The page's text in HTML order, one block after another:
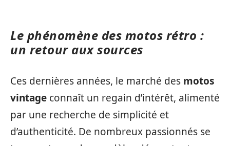
Le phénomène des motos rétro :
un retour aux sources
Ces dernières années, le marché des motos
vintage connaît un regain d’intérêt, alimenté
par une recherche de simplicité et
d’authenticité. De nombreux passionnés se